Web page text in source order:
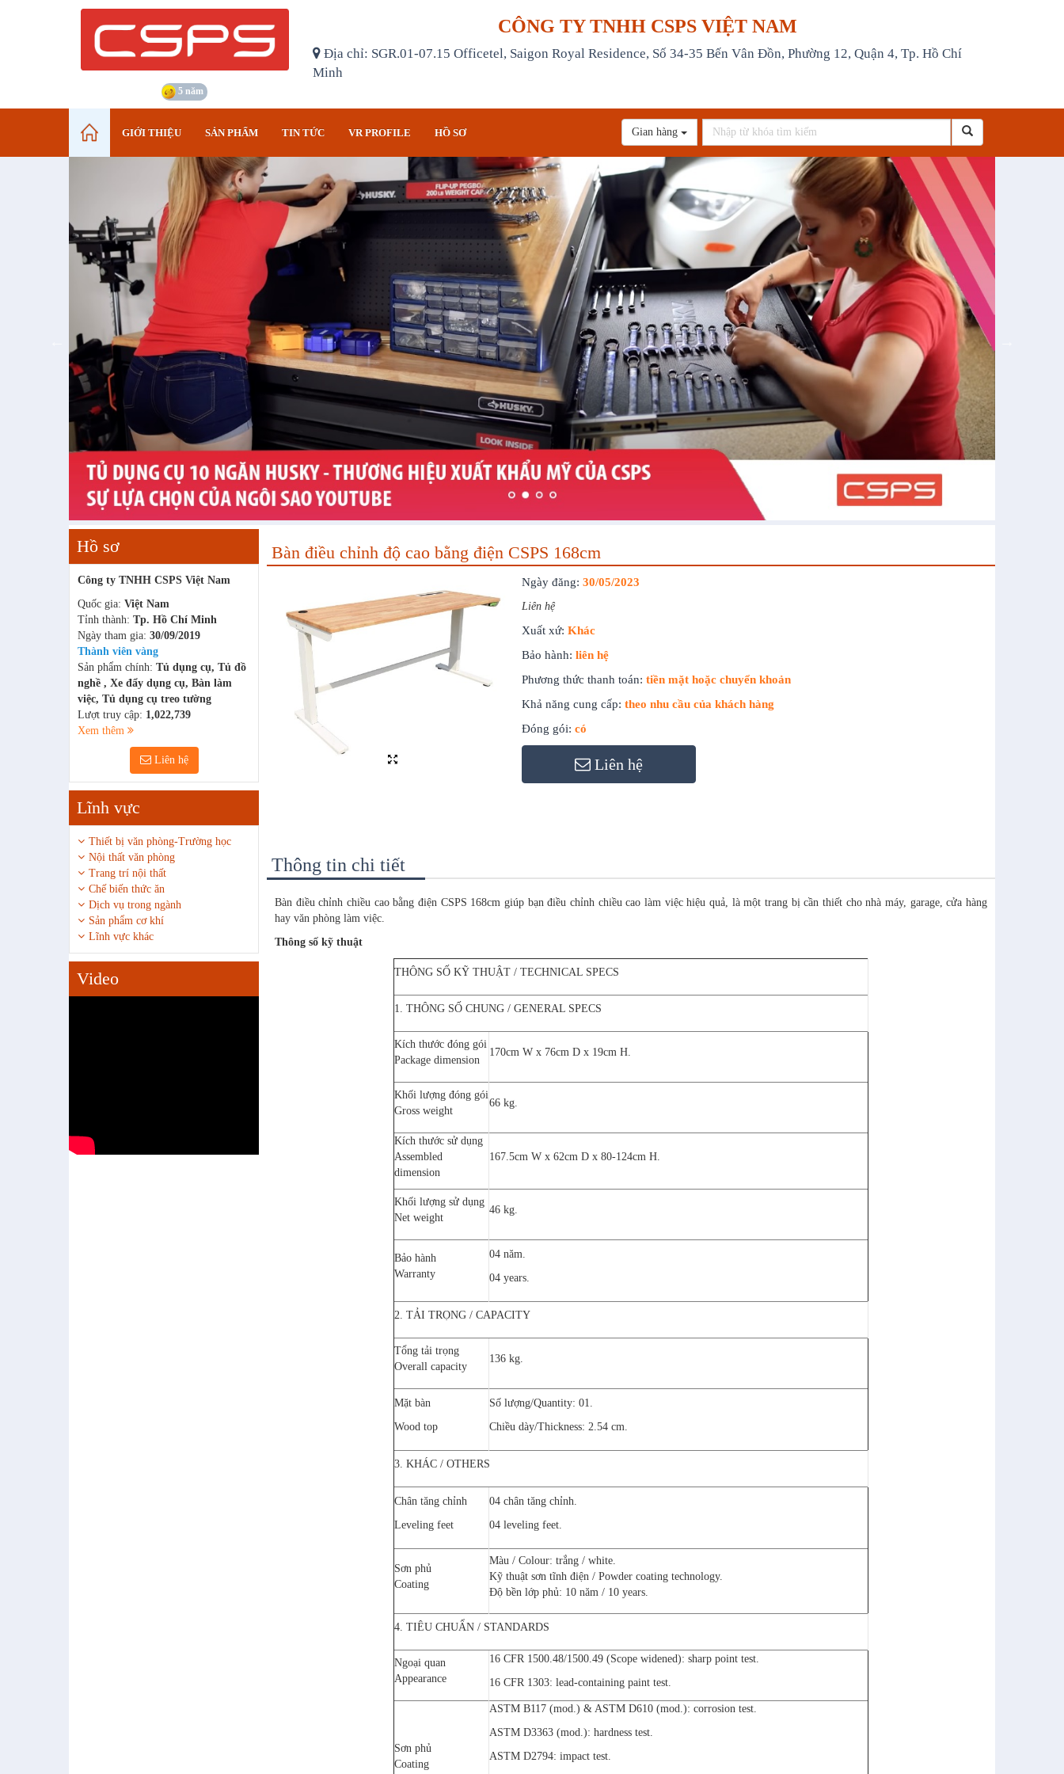
5 năm
CÔNG TY TNHH CSPS VIỆT NAM
Địa chỉ: SGR.01-07.15 Officetel, Saigon Royal Residence, Số 34-35 Bến Vân Đồn, Phường 12, Quận 4, Tp. Hồ Chí
Minh
Gian hàng
GIỚI THIỆU SẢN PHẨM TIN TỨC VR PROFILE HỒ SƠ
Hồ sơ
Công ty TNHH CSPS Việt Nam
Quốc gia: Việt Nam
Tỉnh thành: Tp. Hồ Chí Minh
Ngày tham gia: 30/09/2019
Thành viên vàng
Sản phẩm chính: Tủ dụng cụ, Tủ đồ
nghề , Xe đẩy dụng cụ, Bàn làm
việc, Tủ dụng cụ treo tường
Lượt truy cập: 1,022,739
Xem thêm
Liên hệ
Lĩnh vực
Thiết bị văn phòng-Trường học
Nội thất văn phòng
Trang trí nội thất
Chế biến thức ăn
Dịch vụ trong ngành
Sản phẩm cơ khí
Lĩnh vực khác
Video
Bàn điều chỉnh độ cao bằng điện CSPS 168cm
Ngày đăng: 30/05/2023
Liên hệ
Xuất xứ: Khác
Bảo hành: liên hệ
Phương thức thanh toán: tiền mặt hoặc chuyển khoản
Khả năng cung cấp: theo nhu cầu của khách hàng
Đóng gói: có
Liên hệ
Thông tin chi tiết
Bàn điều chỉnh chiều cao bằng điện CSPS 168cm giúp bạn điều chỉnh chiều cao làm việc hiệu quả, là một trang bị cần thiết cho nhà máy, garage, cửa hàng
hay văn phòng làm việc.
Thông số kỹ thuật
THÔNG SỐ KỸ THUẬT / TECHNICAL SPECS
1. THÔNG SỐ CHUNG / GENERAL SPECS
Kích thước đóng gói
Package dimension
170cm W x 76cm D x 19cm H.
Khối lượng đóng gói
Gross weight
66 kg.
Kích thước sử dụng
Assembled
dimension
167.5cm W x 62cm D x 80-124cm H.
Khối lượng sử dụng
Net weight
46 kg.
Bảo hành
Warranty
04 năm.
04 years.
2. TẢI TRỌNG / CAPACITY
Tổng tải trọng
Overall capacity
136 kg.
Mặt bàn
Wood top
Số lượng/Quantity: 01.
Chiều dày/Thickness: 2.54 cm.
3. KHÁC / OTHERS
Chân tăng chỉnh
Leveling feet
04 chân tăng chỉnh.
04 leveling feet.
Sơn phủ
Coating
Màu / Colour: trắng / white.
Kỹ thuật sơn tĩnh điện / Powder coating technology.
Độ bền lớp phủ: 10 năm / 10 years.
4. TIÊU CHUẨN / STANDARDS
Ngoại quan
Appearance
16 CFR 1500.48/1500.49 (Scope widened): sharp point test.
16 CFR 1303: lead-containing paint test.
Sơn phủ
Coating
ASTM B117 (mod.) & ASTM D610 (mod.): corrosion test.
ASTM D3363 (mod.): hardness test.
ASTM D2794: impact test.